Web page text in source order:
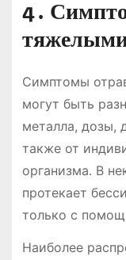
4․
Симптомы
могут быть
металла, дозы,
также от
организма․ В
протекает
только с
Наиболее